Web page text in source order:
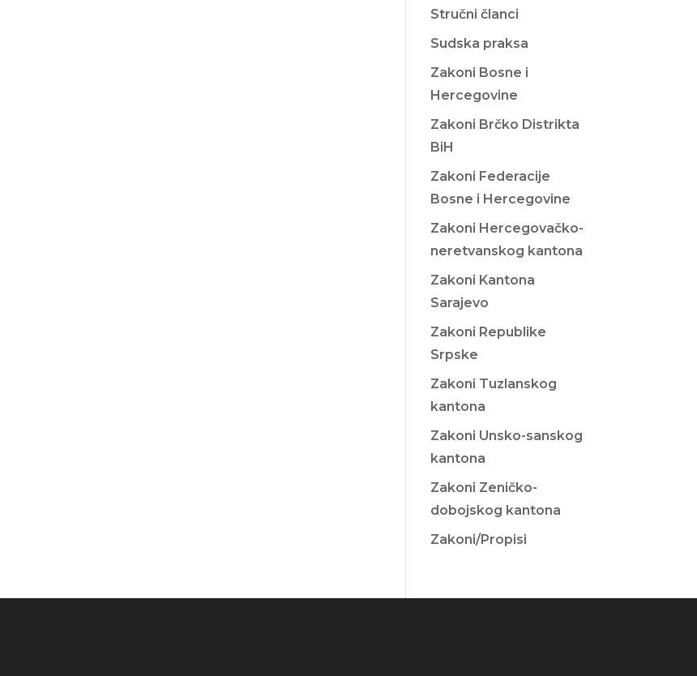
Stručni članci
Sudska praksa
Zakoni Bosne i
Hercegovine
Zakoni Brčko Distrikta
BiH
Zakoni Federacije
Bosne i Hercegovine
Zakoni Hercegovačko-
neretvanskog kantona
Zakoni Kantona
Sarajevo
Zakoni Republike
Srpske
Zakoni Tuzlanskog
kantona
Zakoni Unsko-sanskog
kantona
Zakoni Zeničko-
dobojskog kantona
Zakoni/Propisi